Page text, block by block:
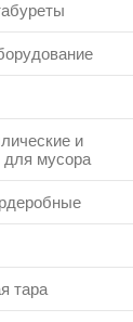
и
для мусора
тара